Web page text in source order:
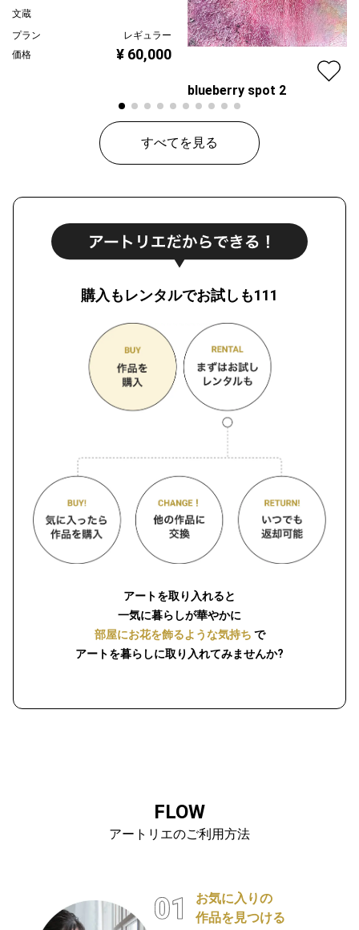
文蔵
プラン
レギュラー
価格
¥ 60,000
blueberry spot 2
はなのかふぇ＊橋爪かおり
プラン
すべてを見る
購入もレンタルでお試しも111
アートを取り入れると
一気に暮らしが華やかに
部屋にお花を飾るような気持ち で
アートを暮らしに取り入れてみませんか?
FLOW
アートリエのご利用方法
お気に入りの
作品を見つける